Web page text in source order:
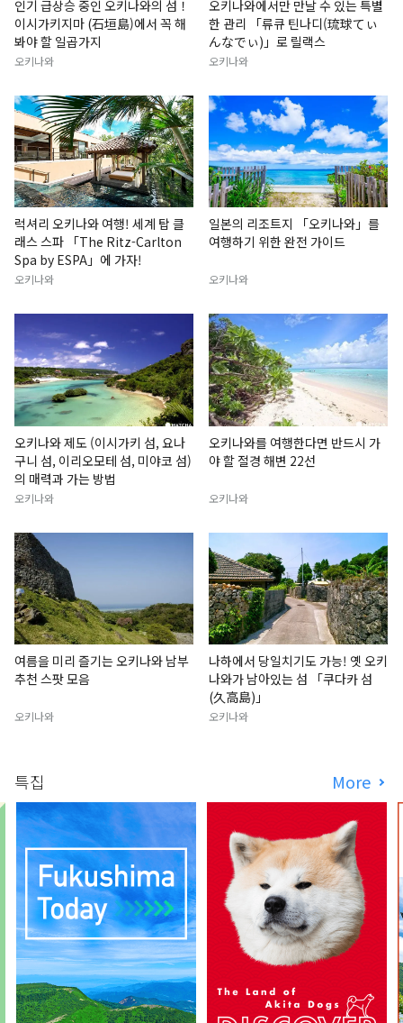
인기 급상승 중인 오키나와의 섬！
이시가키지마 (石垣島)에서 꼭 해
봐야 할 일곱가지
오키나와
오키나와에서만 만날 수 있는 특별
한 관리 「류큐 틴나디(琉球てぃ
んなでぃ)」로 릴랙스
오키나와
럭셔리 오키나와 여행! 세계 탑 클
래스 스파 「The Ritz-Carlton
Spa by ESPA」에 가자!
오키나와
일본의 리조트지 「오키나와」를
여행하기 위한 완전 가이드
오키나와
오키나와 제도 (이시가키 섬, 요나
구니 섬, 이리오모테 섬, 미야코 섬)
의 매력과 가는 방법
오키나와
오키나와를 여행한다면 반드시 가
야 할 절경 해변 22선
오키나와
여름을 미리 즐기는 오키나와 남부
추천 스팟 모음
오키나와
나하에서 당일치기도 가능! 옛 오키
나와가 남아있는 섬 「쿠다카 섬
(久高島)」
오키나와
특집 More